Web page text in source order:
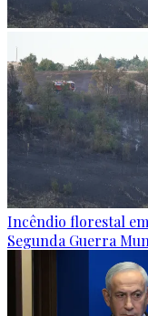
Incêndio florestal
Segunda Guerra